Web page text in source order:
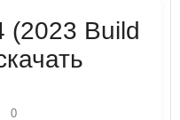
(2023 Build
0